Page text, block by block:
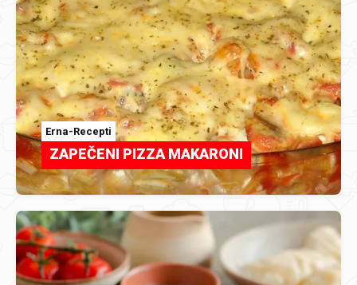
Erna-Recepti
ZAPEČENI PIZZA MAKARONI